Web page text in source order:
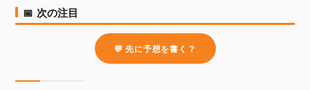
📅 次の注目
💬 先に予想を書く？